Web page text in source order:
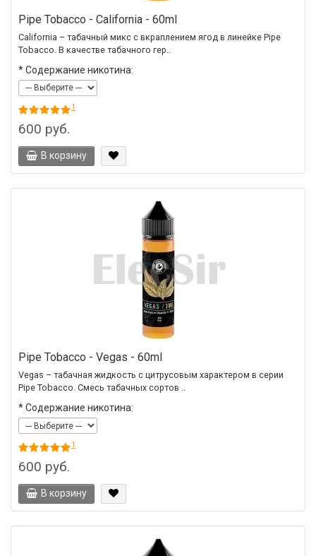
Pipe Tobacco - California - 60ml
California – табачный микс с вкраплением ягод в линейке Pipe
Tobacco. В качестве табачного гер..
*Содержание никотина:
1
600 руб.
В корзину
Pipe Tobacco - Vegas - 60ml
Vegas – табачная жидкость с цитрусовым характером в серии
Pipe Tobacco. Смесь табачных сортов ..
*Содержание никотина:
1
600 руб.
В корзину